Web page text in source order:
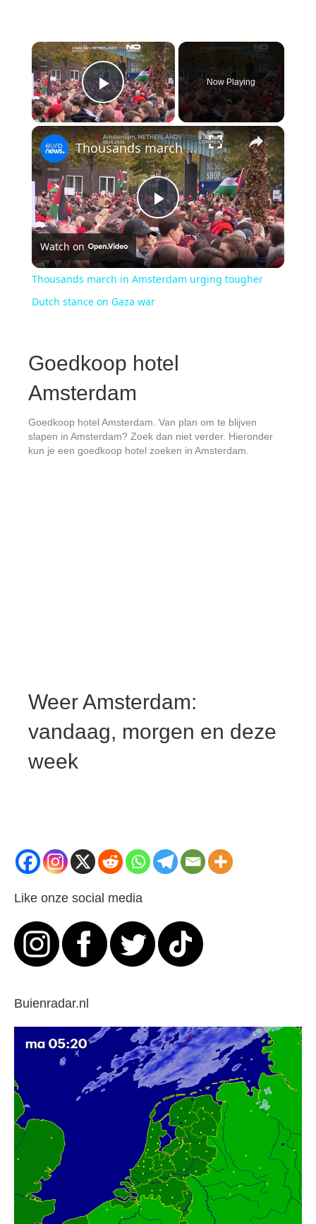
×
Play Video
Now Playing
×
P
l
i
Thousands march in Amsterdam urging tougher Dutch stance on Gaza war
Watch on
Thousands march in Amsterdam urging tougher
Dutch stance on Gaza war
Goedkoop hotel
Amsterdam
Goedkoop hotel Amsterdam. Van plan om te blijven
slapen in Amsterdam? Zoek dan niet verder. Hieronder
kun je een goedkoop hotel zoeken in Amsterdam.
Weer Amsterdam:
vandaag, morgen en deze
week
Like onze social media
Buienradar.nl